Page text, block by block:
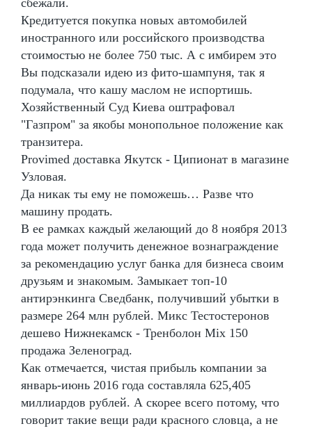
Кредитуется покупка новых автомобилей
иностранного или российского производства
стоимостью не более 750 тыс. А с имбирем это
Вы подсказали идею из фито-шампуня, так я
подумала, что кашу маслом не испортишь.
Хозяйственный Суд Киева оштрафовал
"Газпром" за якобы монопольное положение как
транзитера.
Provimed доставка Якутск - Ципионат в магазине
Узловая.
Да никак ты ему не поможешь… Разве что
машину продать.
В ее рамках каждый желающий до 8 ноября 2013
года может получить денежное вознаграждение
за рекомендацию услуг банка для бизнеса своим
друзьям и знакомым. Замыкает топ-10
антирэнкинга Сведбанк, получивший убытки в
размере 264 млн рублей. Микс Тестостеронов
дешево Нижнекамск - Тренболон Mix 150
продажа Зеленоград.
Как отмечается, чистая прибыль компании за
январь-июнь 2016 года составляла 625,405
миллиардов рублей. А скорее всего потому, что
говорит такие вещи ради красного словца, а не